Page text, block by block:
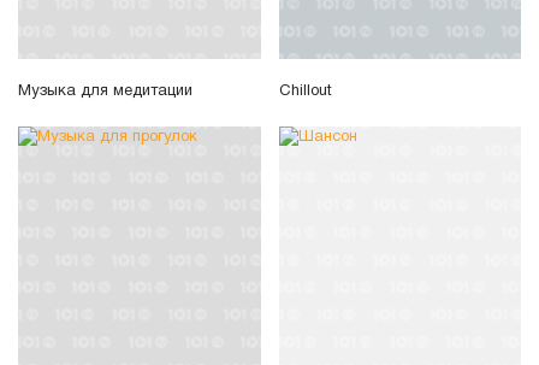
Музыка для медитации Chillout